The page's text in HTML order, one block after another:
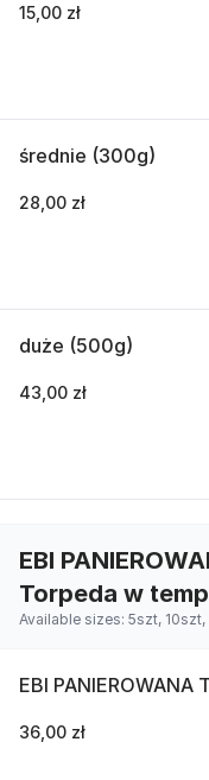
15,00 zł
średnie (300g)
28,00 zł
duże (500g)
43,00 zł
EBI
Torpeda w
Available sizes: 5szt,
EBI PANIEROWANA
36,00 zł